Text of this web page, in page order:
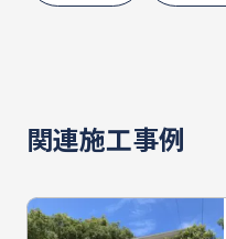
関連施工事例